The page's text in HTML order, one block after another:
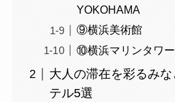
YOKOHAMA
⑨横浜美術館
⑩横浜マリンタワー
大人の滞在を彩るみ
テル5選